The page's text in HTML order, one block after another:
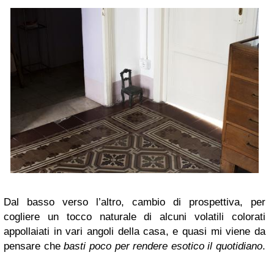
Dal basso verso l’altro, cambio di prospettiva, per
cogliere un tocco naturale di alcuni volatili colorati
appollaiati in vari angoli della casa, e quasi mi viene da
pensare chebasti poco per rendere esotico il quotidiano.